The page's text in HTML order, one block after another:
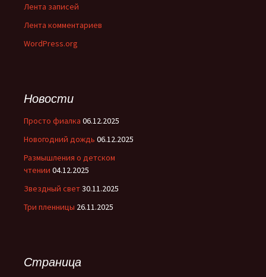
Лента записей
Лента комментариев
WordPress.org
Новости
Просто фиалка 06.12.2025
Новогодний дождь 06.12.2025
Размышления о детском
чтении 04.12.2025
Звездный свет30.11.2025
Три пленницы 26.11.2025
Страница